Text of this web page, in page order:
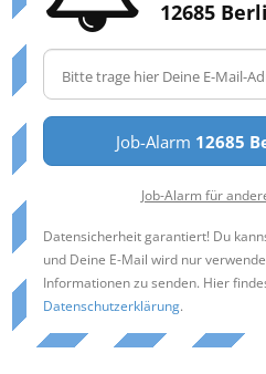
12685
Job-Alarm 12685
Job-Alarm für
Datensicherheit garantiert! Du
und Deine E-Mail wird nur
Informationen zu senden. Hier
Datenschutzerklärung.